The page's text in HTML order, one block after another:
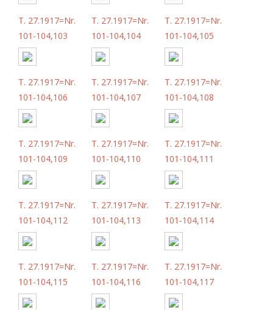
T. 27.1917=Nr.
101-104,103
T. 27.1917=Nr.
101-104,104
T. 27.1917=Nr.
101-104,105
T. 27.1917=Nr.
101-104,106
T. 27.1917=Nr.
101-104,107
T. 27.1917=Nr.
101-104,108
T. 27.1917=Nr.
101-104,109
T. 27.1917=Nr.
101-104,110
T. 27.1917=Nr.
101-104,111
T. 27.1917=Nr.
101-104,112
T. 27.1917=Nr.
101-104,113
T. 27.1917=Nr.
101-104,114
T. 27.1917=Nr.
101-104,115
T. 27.1917=Nr.
101-104,116
T. 27.1917=Nr.
101-104,117